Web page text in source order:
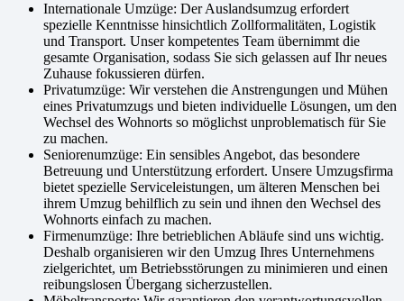
Internationale Umzüge: Der Auslandsumzug erfordert
spezielle Kenntnisse hinsichtlich Zollformalitäten, Logistik
und Transport. Unser kompetentes Team übernimmt die
gesamte Organisation, sodass Sie sich gelassen auf Ihr neues
Zuhause fokussieren dürfen.
Privatumzüge: Wir verstehen die Anstrengungen und Mühen
eines Privatumzugs und bieten individuelle Lösungen, um den
Wechsel des Wohnorts so möglichst unproblematisch für Sie
zu machen.
Seniorenumzüge: Ein sensibles Angebot, das besondere
Betreuung und Unterstützung erfordert. Unsere Umzugsfirma
bietet spezielle Serviceleistungen, um älteren Menschen bei
ihrem Umzug behilflich zu sein und ihnen den Wechsel des
Wohnorts einfach zu machen.
Firmenumzüge: Ihre betrieblichen Abläufe sind uns wichtig.
Deshalb organisieren wir den Umzug Ihres Unternehmens
zielgerichtet, um Betriebsstörungen zu minimieren und einen
reibungslosen Übergang sicherzustellen.